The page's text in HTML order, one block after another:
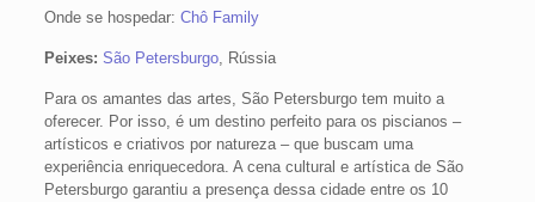
Onde se hospedar: Chô Family
Peixes: São Petersburgo, Rússia
Para os amantes das artes, São Petersburgo tem muito a
oferecer. Por isso, é um destino perfeito para os piscianos –
artísticos e criativos por natureza – que buscam uma
experiência enriquecedora. A cena cultural e artística de São
Petersburgo garantiu a presença dessa cidade entre os 10